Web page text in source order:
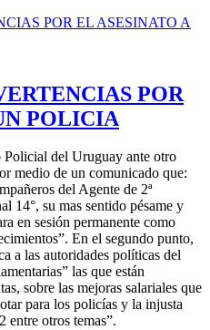
POR
POLICIA
del Uruguay ante otro
medio de un comunicado que:
del Agente de 2ª
14°, su mas sentido pésame y
en sesión permanente como
En el segundo punto,
a las autoridades políticas del
las que están
sobre las mejoras salariales que
para los policías y la injusta
otros temas”.